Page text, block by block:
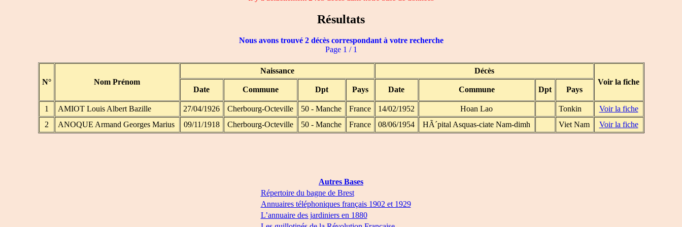
Résultats
Nous avons trouvé 2 décès correspondant à votre recherche
Page 1 / 1
N° Nom Prénom
Naissance
Décès
Voir la fiche
Date
Commune Dpt Pays Date Commune Dpt Pays
1 AMIOT Louis Albert Bazille 27/04/1926 Cherbourg-Octeville 50 - Manche France 14/02/1952 Hoan Lao Tonkin
Voir la fiche
2
ANOQUE Armand Georges Marius 09/11/1918 Cherbourg-Octeville 50 - Manche France 08/06/1954 HÃ´pital Asquas-ciate Nam-dimh Viet Nam Voir la fiche
Autres Bases
Répertoire du bagne de Brest
Annuaires téléphoniques français 1902 et 1929
L’annuaire des jardiniers en 1880